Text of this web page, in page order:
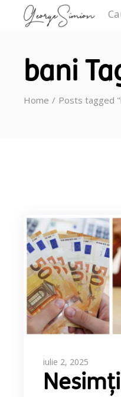
bani
Home Posts tagged
iulie 2, 2025